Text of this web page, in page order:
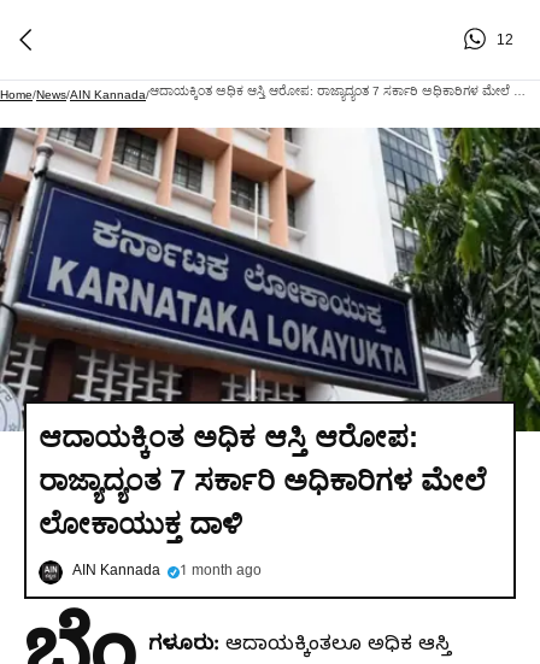
12
Home/News/AIN Kannada/
ಆದಾಯಕ್ಕಿಂತ ಅಧಿಕ ಆಸ್ತಿ ಆರೋಪ:
ರಾಜ್ಯಾದ್ಯಂತ 7 ಸರ್ಕಾರಿ ಅಧಿಕಾರಿಗಳ ಮೇಲೆ
ಲೋಕಾಯುಕ್ತ ದಾಳಿ
AIN Kannada 1 month ago
ಗಳೂರು: ಆದಾಯಕ್ಕಿಂತಲೂ ಅಧಿಕ ಆಸ್ತಿ